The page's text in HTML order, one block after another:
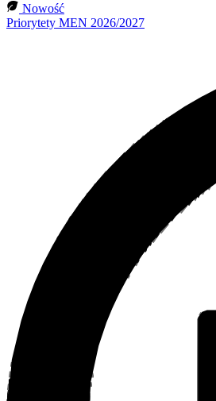
Nowość
Priorytety MEN 2026/2027